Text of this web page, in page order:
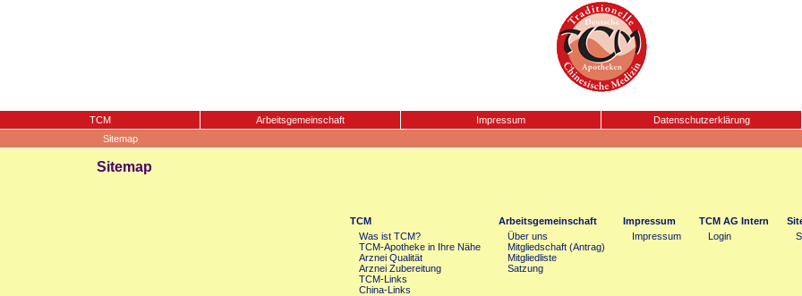
TCM Arbeitsgemeinschaft Impressum Datenschutzerklärung
Sitemap
Sitemap
TCM
Was ist TCM?
TCM-Apotheke in Ihre Nähe
Arznei Qualität
Arznei Zubereitung
TCM-Links
China-Links
Arbeitsgemeinschaft
Über uns
Mitgliedschaft (Antrag)
Mitgliedliste
Satzung
Impressum
Impressum
TCM AG Intern
Login